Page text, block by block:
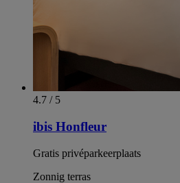
4.7 / 5
ibis Honfleur
Gratis privéparkeerplaats
Zonnig terras